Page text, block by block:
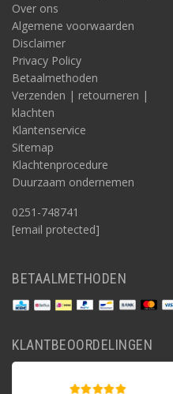
Over ons
Algemene voorwaarden
Disclaimer
Privacy Policy
Betaalmethoden
Verzenden | retourneren |
klachten
Klantenservice
Sitemap
Klachtenprocedure
Duurzaam ondernemen
0251-748741
[email protected]
BETAALMETHODEN
KLANTBEOORDELINGEN